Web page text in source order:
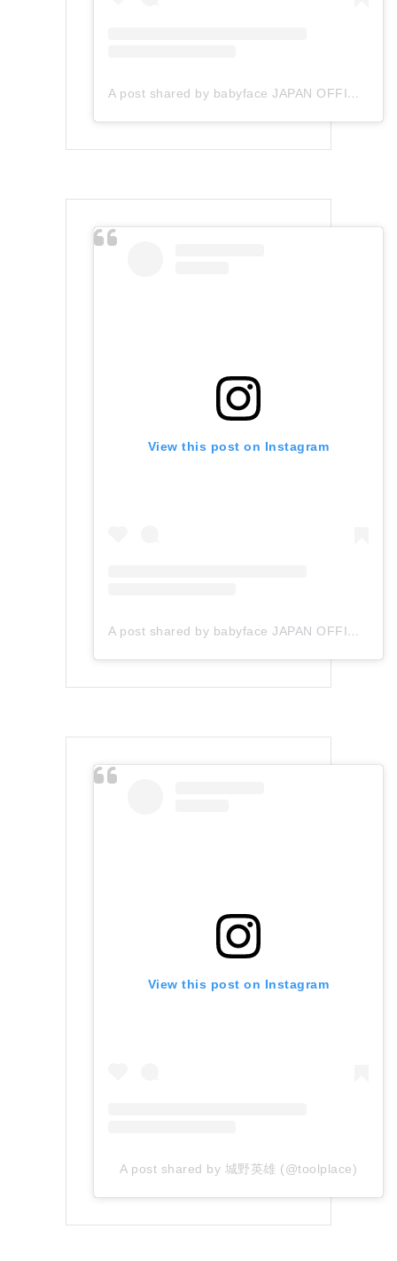
A post shared by babyface JAPAN OFFICIAL (@babyface_japan)
View this post on Instagram
A post shared by babyface JAPAN OFFICIAL (@babyface_japan)
View this post on Instagram
A post shared by 城野英雄 (@toolplace)